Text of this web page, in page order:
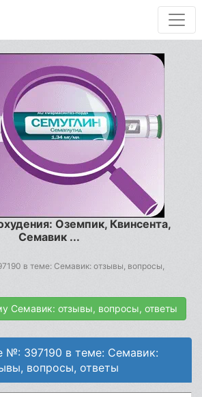
Оземпик, Квинсента,
Семавик ...
в теме: Семавик: отзывы, вопросы,
Семавик: отзывы, вопросы, ответы
№: 397190 в теме: Семавик:
вопросы, ответы